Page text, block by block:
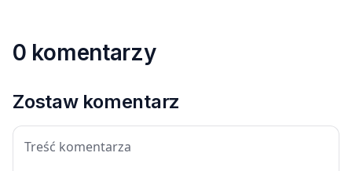
0 komentarzy
Zostaw komentarz